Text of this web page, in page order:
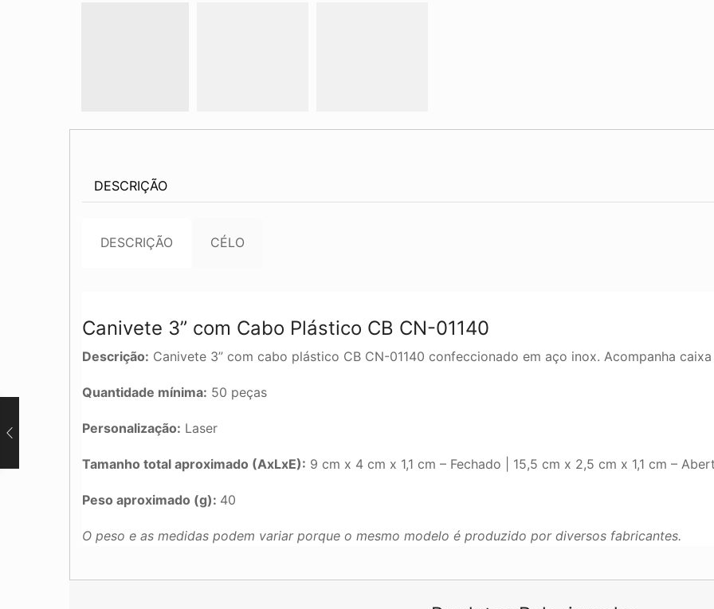
DESCRIÇÃO
DESCRIÇÃO CÉLO
Canivete 3” com Cabo Plástico CB CN-01140
Descrição: Canivete 3” com cabo plástico CB CN-01140 confeccionado em aço inox. Acompanha
Quantidade mínima: 50 peças
Personalização: Laser
Tamanho total aproximado (AxLxE): 9 cm x 4 cm x 1,1 cm – Fechado | 15,5 cm x 2,5 cm x 1,1 cm –
Peso aproximado (g): 40
O peso e as medidas podem variar porque o mesmo modelo é produzido por diversos fabricantes.